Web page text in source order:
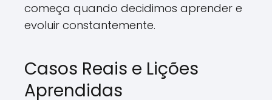
começa quando decidimos aprender e
evoluir constantemente.
Casos Reais e Lições
Aprendidas